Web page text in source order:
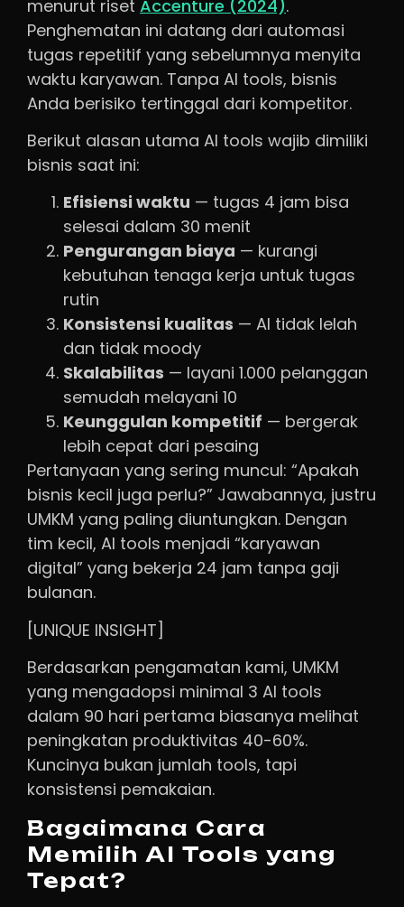
menurut riset Accenture (2024).
Penghematan ini datang dari automasi
tugas repetitif yang sebelumnya menyita
waktu karyawan. Tanpa AI tools, bisnis
Anda berisiko tertinggal dari kompetitor.
Berikut alasan utama AI tools wajib dimiliki
bisnis saat ini:
Efisiensi waktu — tugas 4 jam bisa
selesai dalam 30 menit
Pengurangan biaya — kurangi
kebutuhan tenaga kerja untuk tugas
rutin
Konsistensi kualitas — AI tidak lelah
dan tidak moody
Skalabilitas — layani 1.000 pelanggan
semudah melayani 10
Keunggulan kompetitif — bergerak
lebih cepat dari pesaing
Pertanyaan yang sering muncul: “Apakah
bisnis kecil juga perlu?” Jawabannya, justru
UMKM yang paling diuntungkan. Dengan
tim kecil, AI tools menjadi “karyawan
digital” yang bekerja 24 jam tanpa gaji
bulanan.
[UNIQUE INSIGHT]
Berdasarkan pengamatan kami, UMKM
yang mengadopsi minimal 3 AI tools
dalam 90 hari pertama biasanya melihat
peningkatan produktivitas 40-60%.
Kuncinya bukan jumlah tools, tapi
konsistensi pemakaian.
Bagaimana Cara
Memilih AI Tools yang
Tepat?